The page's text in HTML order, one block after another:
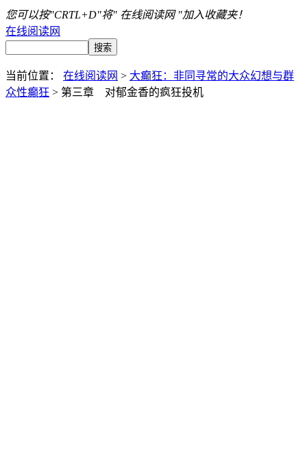
您可以按"CRTL+D"将" 在线阅读网 "加入收藏夹！
在线阅读网
当前位置： 在线阅读网 > 大癫狂：非同寻常的大众幻想与群
众性癫狂 > 第三章 对郁金香的疯狂投机